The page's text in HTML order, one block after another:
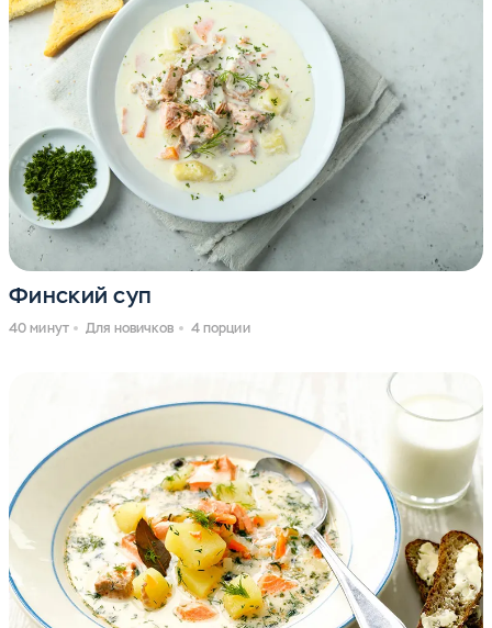
Финский суп
40 минут Для новичков 4 порции